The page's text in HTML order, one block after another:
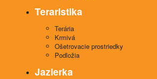
Teraristika
Terária
Krmivá
Ošetrovacie prostriedky
Podložia
Jazierka